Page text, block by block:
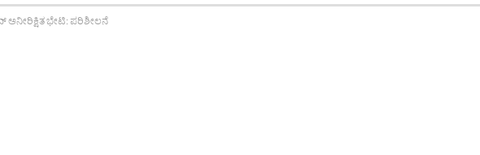
ಅನೀರಿಕ್ಷಿತ ಭೇಟಿ: ಪರಿಶೀಲನೆ